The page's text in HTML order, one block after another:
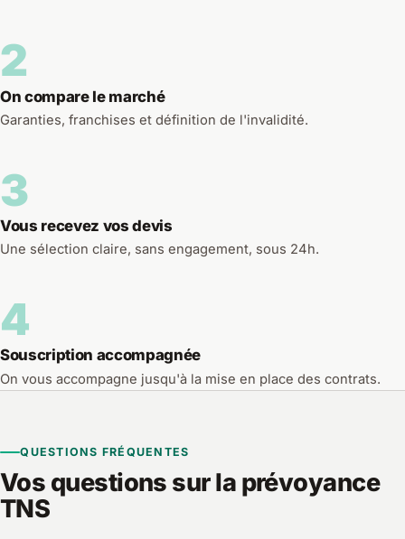
2
On compare le marché
Garanties, franchises et définition de l'invalidité.
3
Vous recevez vos devis
Une sélection claire, sans engagement, sous 24h.
4
Souscription accompagnée
On vous accompagne jusqu'à la mise en place des contrats.
QUESTIONS FRÉQUENTES
Vos questions sur la prévoyance
TNS